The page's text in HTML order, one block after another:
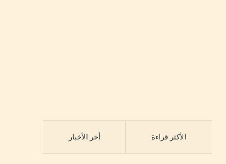
الأكثر قراءة أخر الأخبار